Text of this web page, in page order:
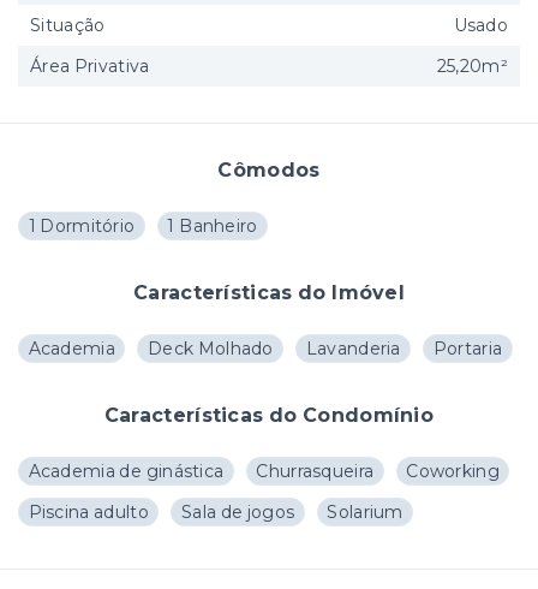
Cômodos
1 Dormitório 1 Banheiro
Características do Imóvel
Academia Deck Molhado Lavanderia Portaria
Características do Condomínio
Academia de ginástica Churrasqueira
Coworking
Piscina adulto
Sala de jogos Solarium
Situação
Usado
Área Privativa
25,20m²